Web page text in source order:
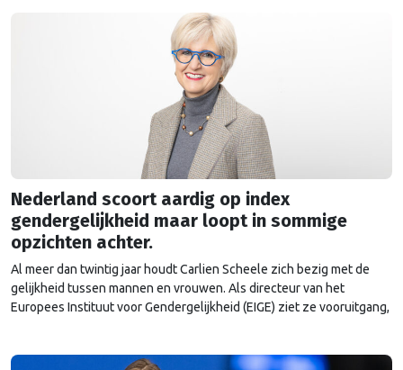
Nederland scoort aardig op index
gendergelijkheid maar loopt in sommige
opzichten achter.
Al meer dan twintig jaar houdt Carlien Scheele zich bezig met de
gelijkheid tussen mannen en vrouwen. Als directeur van het
Europees Instituut voor Gendergelijkheid (EIGE) ziet ze vooruitgang,